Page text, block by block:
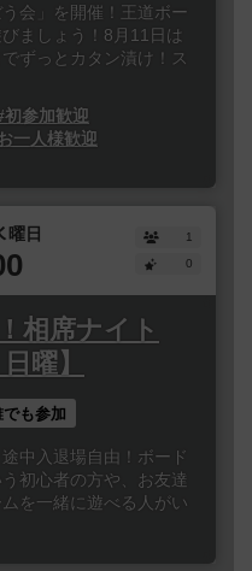
会」を開催！王道ボー
ましょう！8月11日は
ずっとカタン漬け！ス
初参加歓迎
一人様歓迎
曜日
1
0
相席ナイト
曜】
でも参加
中入退場自由！ボード
初心者の方や、お友達
を一緒に遊べる人がい